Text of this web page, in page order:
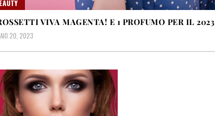
VIVA MAGENTA! E 1 PROFUMO PER IL 2023
20, 2023